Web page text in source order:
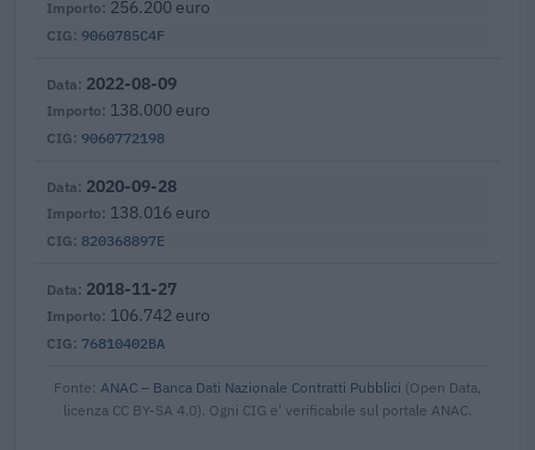
9060785C4F
256.200 euro
9060772198
2022-08-09
138.000 euro
820368897E
2020-09-28
138.016 euro
76810402BA
2018-11-27
106.742 euro
Fonte: ANAC – Banca Dati Nazionale Contratti Pubblici (Open Data,
licenza CC BY-SA 4.0). Ogni CIG e' verificabile sul portale ANAC.